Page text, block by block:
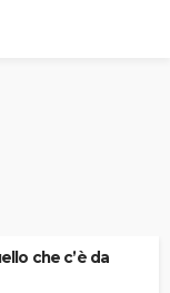
che c’è da